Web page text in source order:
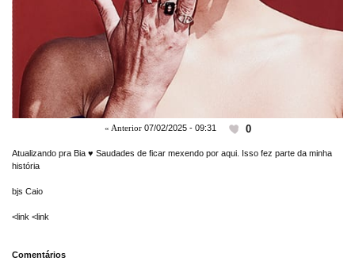
« Anterior07/02/2025 - 09:31 0
Atualizando pra Bia ♥ Saudades de ficar mexendo por aqui. Isso fez parte da minha
história
bjs Caio
<link <link
Comentários